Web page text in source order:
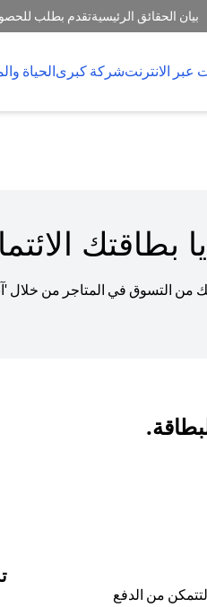
بيان الحقائق الرئيسيةتقدم بطلب
عبر الانترنتشركة كبرىالحياة
التسوق في المتاجر من خلال
من الدفع